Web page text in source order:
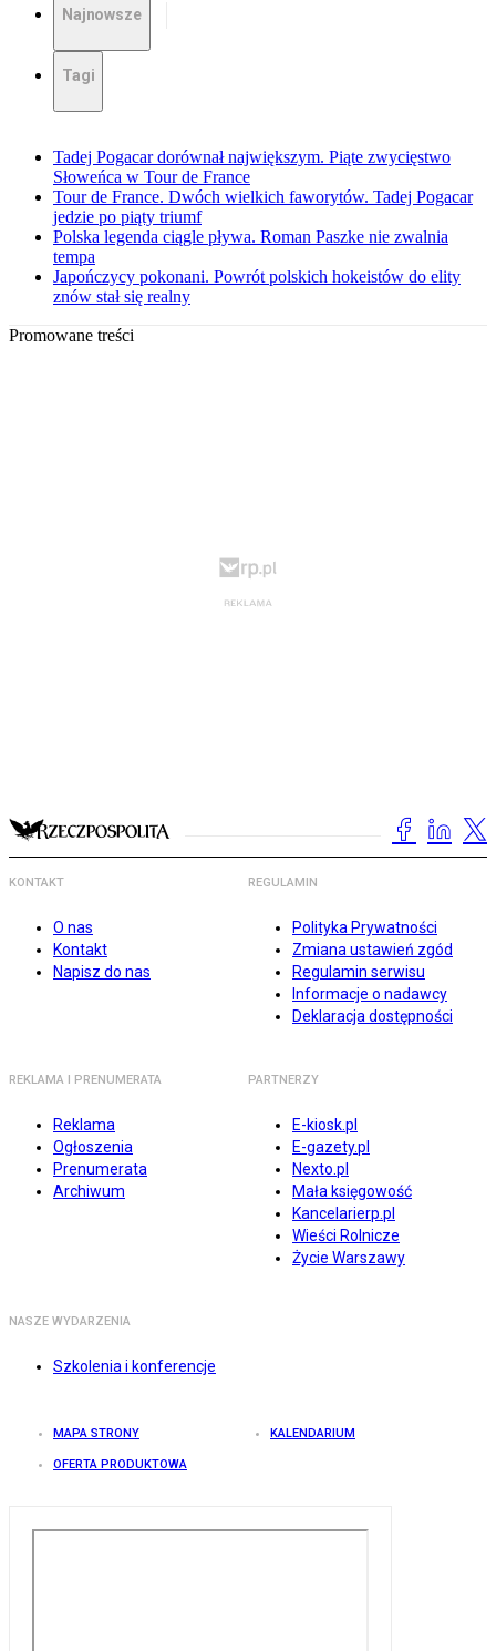
Najnowsze
Tagi
Tadej Pogacar dorównał największym. Piąte zwycięstwo
Słoweńca w Tour de France
Tour de France. Dwóch wielkich faworytów. Tadej Pogacar
jedzie po piąty triumf
Polska legenda ciągle pływa. Roman Paszke nie zwalnia
tempa
Japończycy pokonani. Powrót polskich hokeistów do elity
znów stał się realny
Promowane treści
KONTAKT
O nas
Kontakt
Napisz do nas
REGULAMIN
Polityka Prywatności
Zmiana ustawień zgód
Regulamin serwisu
Informacje o nadawcy
Deklaracja dostępności
REKLAMA I PRENUMERATA
Reklama
Ogłoszenia
Prenumerata
Archiwum
PARTNERZY
E-kiosk.pl
E-gazety.pl
Nexto.pl
Mała księgowość
Kancelarierp.pl
Wieści Rolnicze
Życie Warszawy
NASZE WYDARZENIA
Szkolenia i konferencje
MAPA STRONY KALENDARIUM
OFERTA PRODUKTOWA